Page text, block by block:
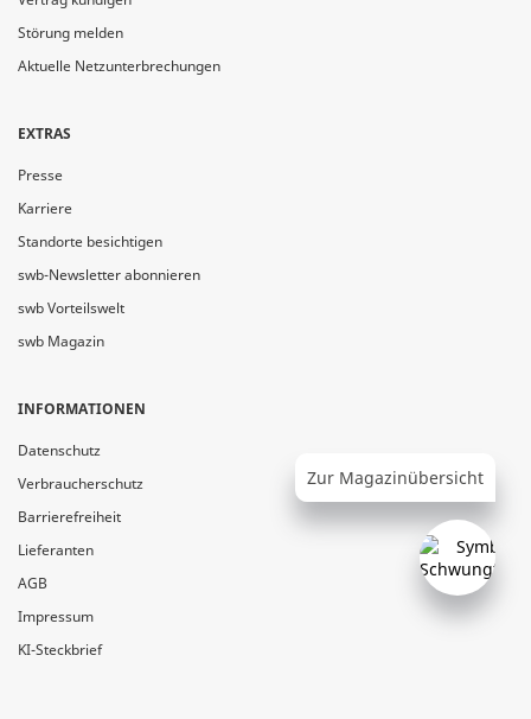
Zur Magazinübersicht
Störung melden
Aktuelle Netzunterbrechungen
EXTRAS
Presse
Karriere
Standorte besichtigen
swb-Newsletter abonnieren
swb Vorteilswelt
swb Magazin
INFORMATIONEN
Datenschutz
Verbraucherschutz
Barrierefreiheit
Lieferanten
AGB
Impressum
KI-Steckbrief